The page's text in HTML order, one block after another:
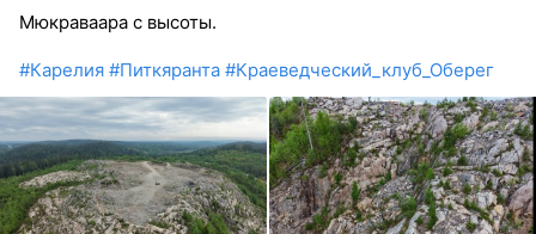
Мюкраваара с высоты.
#Карелия #Питкяранта #Краеведческий_клуб_Оберег